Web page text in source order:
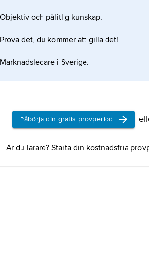
tre stegvis uppbyggda
estetiskt sammanfogade, ibland
lär ha fraktats från ett andesitbrott
Objektiv och pålitlig kunskap.
Prova det, du kommer att gilla det!
Marknadsledare i Sverige.
Påbörja din gratis provperiod
Är du lärare? Starta din kostnadsfria